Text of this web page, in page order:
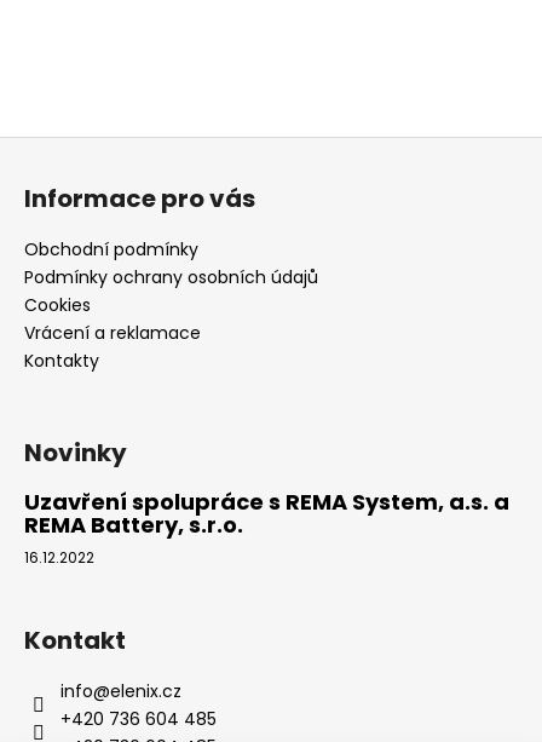
Informace pro vás
Obchodní podmínky
Podmínky ochrany osobních údajů
Cookies
Vrácení a reklamace
Kontakty
Novinky
Uzavření spolupráce s REMA System, a.s. a
REMA Battery, s.r.o.
16.12.2022
Kontakt
info@elenix.cz
+420 736 604 485